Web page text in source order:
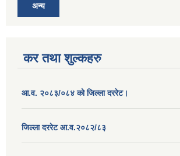
अन्य
कर तथा शुल्कहरु
आ.व. २०८३/०८४ को जिल्ला दररेट।
जिल्ला दररेट आ.व.२०८२/८३